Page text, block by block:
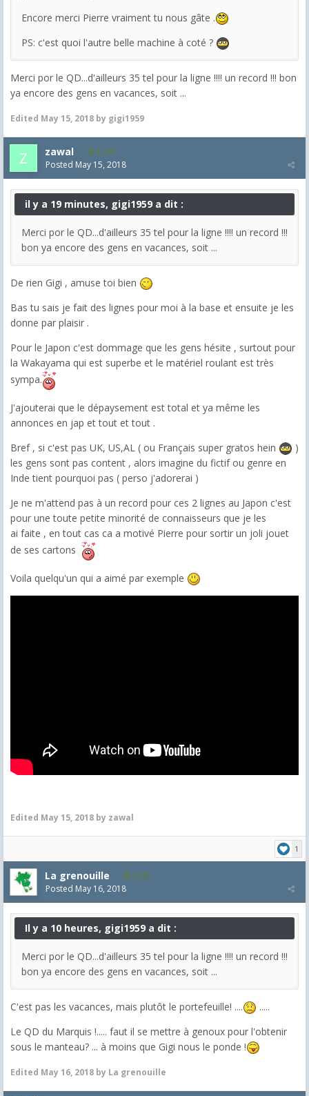
Encore merci Pierre vraiment tu nous gâte .
PS: c'est quoi l'autre belle machine à coté ?
Merci por le QD...d'ailleurs 35 tel pour la ligne !!!! un record !!! bon
ya encore des gens en vacances, soit ...
Edited May 15, 2018 by gigi1959
zawal 3,318
Posted May 15, 2018
il y a 19 minutes, gigi1959 a dit :
Merci por le QD...d'ailleurs 35 tel pour la ligne !!!! un record !!!
bon ya encore des gens en vacances, soit ...
De rien Gigi , amuse toi bien
Bas tu sais je fait des lignes pour moi à la base et ensuite je les
donne par plaisir .
Pour le Japon c'est dommage que les gens hésite , surtout pour
la Wakayama qui est superbe et le matériel roulant est très
sympa.
J'ajouterai que le dépaysement est total et ya même les
annonces en jap et tout et tout .
Bref , si c'est pas UK, US,AL ( ou Français super gratos hein
)
les gens sont pas content , alors imagine du fictif ou genre en
Inde tient pourquoi pas ( perso j'adorerai )
Je ne m'attend pas à un record pour ces 2 lignes au Japon c'est
pour une toute petite minorité de connaisseurs que je les
ai faite , en tout cas ca a motivé Pierre pour sortir un joli jouet
de ses cartons
Voila quelqu'un qui a aimé par exemple
Edited May 15, 2018 by zawal
1
La grenouille 3,271
Posted May 16, 2018
Il y a 10 heures, gigi1959 a dit :
Merci por le QD...d'ailleurs 35 tel pour la ligne !!!! un record !!!
bon ya encore des gens en vacances, soit ...
C'est pas les vacances, mais plutôt le portefeuille! ....
.....
Le QD du Marquis !..... faut il se mettre à genoux pour l'obtenir
sous le manteau? ... à moins que Gigi nous le ponde !
Edited May 16, 2018 by La grenouille